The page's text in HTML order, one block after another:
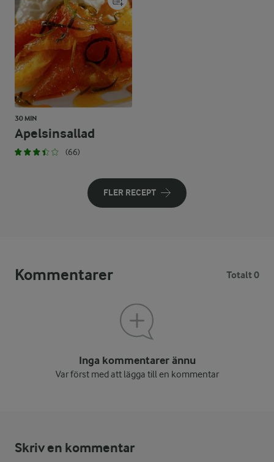
30 MIN
Apelsinsallad
(66)
FLER RECEPT
Kommentarer Totalt 0
Inga kommentarer ännu
Var först med att lägga till en kommentar
Skriv en kommentar